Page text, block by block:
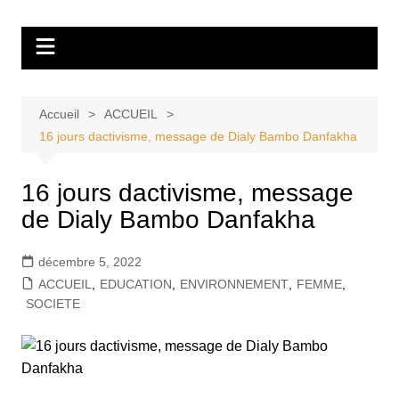
contenu
Tvdescollines
Accueil
ACCUEIL
16 jours dactivisme, message de Dialy Bambo Danfakha
16 jours dactivisme, message
de Dialy Bambo Danfakha
décembre 5, 2022
ACCUEIL
EDUCATION ENVIRONNEMENT, FEMME,
SOCIETE